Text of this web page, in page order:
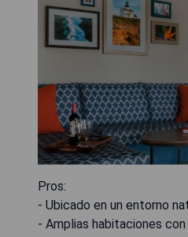
Pros:
- Ubicado en un entorno
- Amplias habitaciones